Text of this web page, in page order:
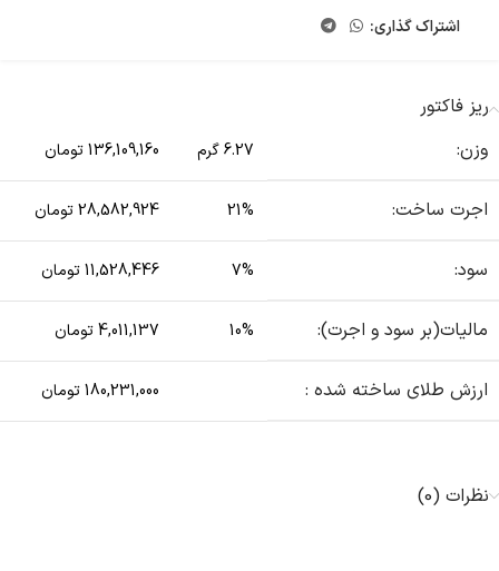
اشتراک گذاری:
ریز فاکتور
وزن:
6.27 گرم 136,109,160 تومان
اجرت ساخت: 21% 28,582,924 تومان
سود: 7% 11,528,446 تومان
مالیات(بر سود و اجرت): 10% 4,011,137 تومان
ارزش طلای ساخته شده : 180,231,000 تومان
نظرات (0)